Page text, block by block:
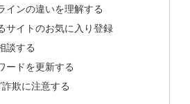
インの違いを理解する
サイトのお気に入り登録
談する
ードを更新する
欺に注意する